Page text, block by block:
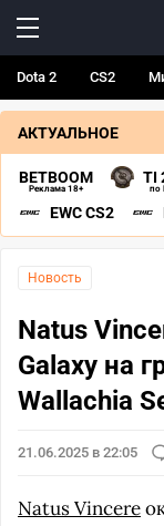
Dota 2 CS2
АКТУАЛЬНОЕ
BETBOOM
Реклама 18+
TI
по
EWC CS2
Новость
Natus
Galaxy на
Wallachia
21.06.2025 в 22:05
Natus Vincere